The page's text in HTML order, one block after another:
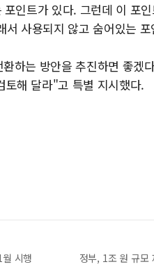
인트가 있다. 그런데 이 포
사용되지 않고 숨어있는
하는 방안을 추진하면 좋겠
토해 달라"고 특별 지시했다.
시행
정부, 1조 원 규